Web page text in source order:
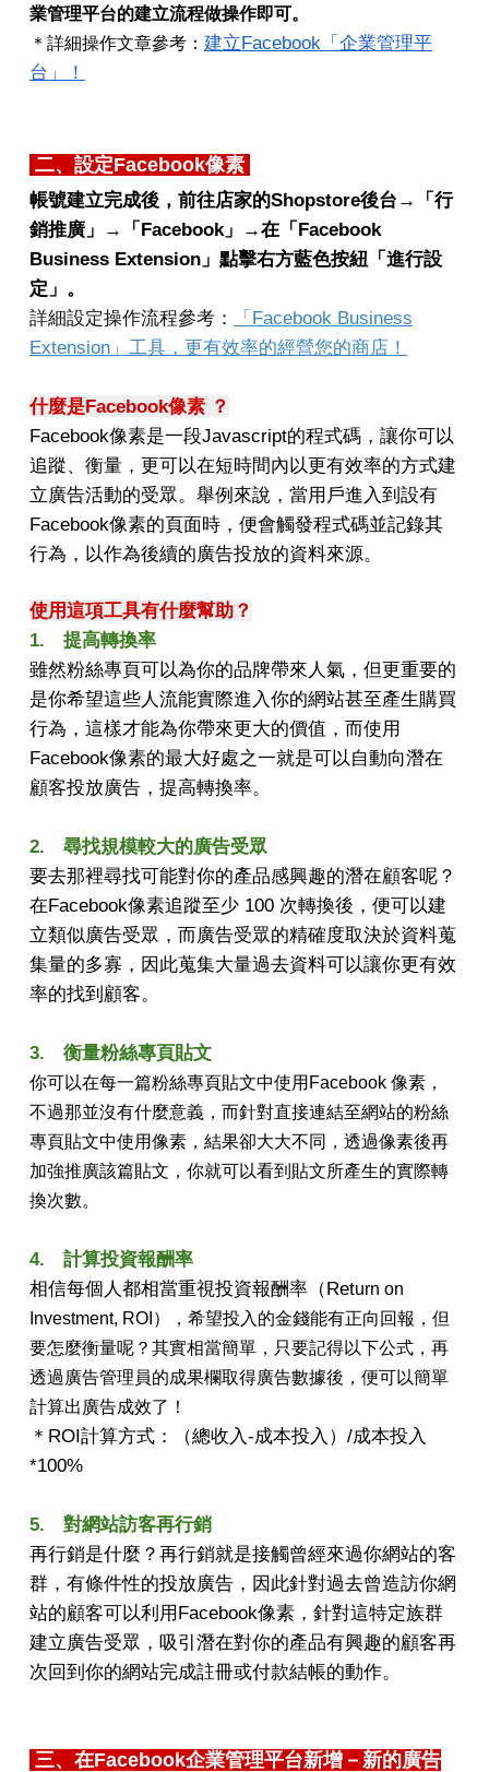
業管理平台的建立流程做操作即可。
＊詳細操作文章參考： 建立Facebook「企業管理平
台」！
二、設定Facebook像素
帳號建立完成後，前往店家的Shopstore後台→「行
銷推廣」→「Facebook」→在「Facebook
Business Extension」點擊右方藍色按紐「進行設
定」。
詳細設定操作流程參考：
「Facebook Business
Extension」工具，更有效率的經營您的商店！
什麼是Facebook像素 ？
Facebook像素是一段Javascript的程式碼，讓你可以
追蹤、衡量，更可以在短時間內以更有效率的方式建
立廣告活動的受眾。舉例來說，當用戶進入到設有
Facebook像素的頁面時，便會觸發程式碼並記錄其
行為，以作為後續的廣告投放的資料來源。
使用這項工具有什麼幫助？
1. 提高轉換率
雖然粉絲專頁可以為你的品牌帶來人氣，但更重要的
是你希望這些人流能實際進入你的網站甚至產生購買
行為，這樣才能為你帶來更大的價值，而使用
Facebook像素的最大好處之一就是可以自動向潛在
顧客投放廣告，提高轉換率。
2. 尋找規模較大的廣告受眾
要去那裡尋找可能對你的產品感興趣的潛在顧客呢？
在Facebook像素追蹤至少 100 次轉換後，便可以建
立類似廣告受眾，而廣告受眾的精確度取決於資料蒐
集量的多寡，因此蒐集大量過去資料可以讓你更有效
率的找到顧客。
3. 衡量粉絲專頁貼文
你可以在每一篇粉絲專頁貼文中使用Facebook 像素，
不過那並沒有什麼意義，而針對直接連結至網站的粉絲
專頁貼文中使用像素，結果卻大大不同，透過像素後再
加強推廣該篇貼文，你就可以看到貼文所產生的實際轉
換次數。
4. 計算投資報酬率
相信每個人都相當重視投資報酬率（Return on
Investment, ROI），希望投入的金錢能有正向回報，但
要怎麼衡量呢？其實相當簡單，只要記得以下公式，再
透過廣告管理員的成果欄取得廣告數據後，便可以簡單
計算出廣告成效了！
＊ROI計算方式：（總收入-成本投入）/成本投入
*100%
5. 對網站訪客再行銷
再行銷是什麼？再行銷就是接觸曾經來過你網站的客
群，有條件性的投放廣告，因此針對過去曾造訪你網
站的顧客可以利用Facebook像素，針對這特定族群
建立廣告受眾，吸引潛在對你的產品有興趣的顧客再
次回到你的網站完成註冊或付款結帳的動作。
三、在Facebook企業管理平台新增－新的廣告